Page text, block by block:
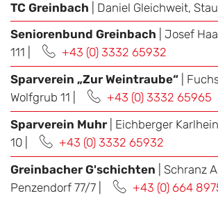
TC Greinbach | Daniel Gleichweit,
Seniorenbund Greinbach | Josef
111 |
+43 (0) 3332 65932
Sparverein „Zur Weintraube“ |
Wolfgrub 11 |
+43 (0) 3332 65965
Sparverein Muhr| Eichberger
10 |
+43 (0) 3332 65932
Greinbacher G'schichten | Schranz
Penzendorf 77/7 |
+43 (0) 664